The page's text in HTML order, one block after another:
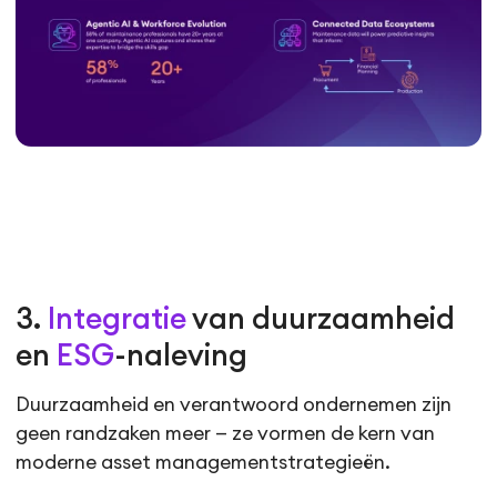
3. Integratievan duurzaamheid
en ESG-naleving
Duurzaamheid en verantwoord ondernemen zijn
geen randzaken meer — ze vormen de kern van
moderne asset managementstrategieën.